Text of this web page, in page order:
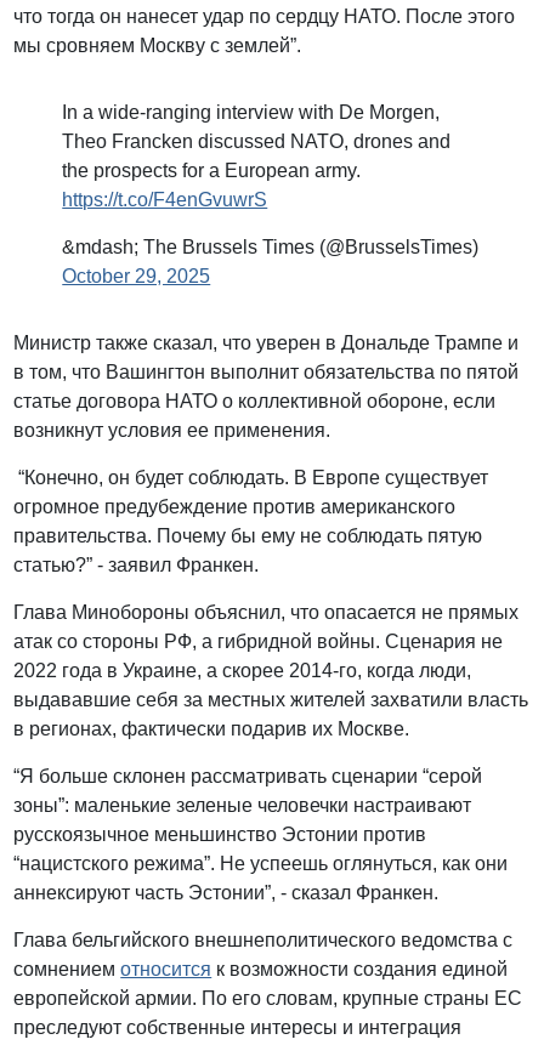
что тогда он нанесет удар по сердцу НАТО. После этого
мы сровняем Москву с землей”.
In a wide-ranging interview with De Morgen,
Theo Francken discussed NATO, drones and
the prospects for a European army.
https://t.co/F4enGvuwrS
&mdash; The Brussels Times (@BrusselsTimes)
October 29, 2025
Министр также сказал, что уверен в Дональде Трампе и
в том, что Вашингтон выполнит обязательства по пятой
статье договора НАТО о коллективной обороне, если
возникнут условия ее применения.
“Конечно, он будет соблюдать. В Европе существует
огромное предубеждение против американского
правительства. Почему бы ему не соблюдать пятую
статью?” - заявил Франкен.
Глава Минобороны объяснил, что опасается не прямых
атак со стороны РФ, а гибридной войны. Сценария не
2022 года в Украине, а скорее 2014-го, когда люди,
выдававшие себя за местных жителей захватили власть
в регионах, фактически подарив их Москве.
“Я больше склонен рассматривать сценарии “серой
зоны”: маленькие зеленые человечки настраивают
русскоязычное меньшинство Эстонии против
“нацистского режима”. Не успеешь оглянуться, как они
аннексируют часть Эстонии”, - сказал Франкен.
Глава бельгийского внешнеполитического ведомства с
сомнениемотносится к возможности создания единой
европейской армии. По его словам, крупные страны ЕС
преследуют собственные интересы и интеграция